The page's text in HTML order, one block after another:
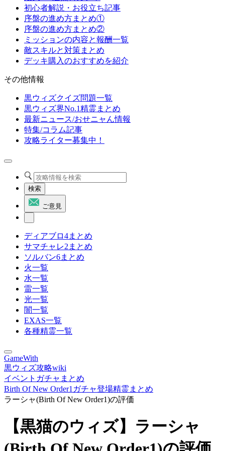
初心者解説・お役立ち記事
序盤の進め方まとめ①
序盤の進め方まとめ②
ミッションの内容と報酬一覧
敵スキルと対策まとめ
デッキ購入のおすすめを紹介
その他情報
黒ウィズクイズ問題一覧
黒ウィズ界No.1精霊まとめ
最新ニュース/おせニャん情報
特集/コラム記事
攻略ライター募集中！
検索
ご意見
ディアブロ4まとめ
サマチャレ2まとめ
ソルバン6まとめ
火一覧
水一覧
雷一覧
光一覧
闇一覧
EXAS一覧
各種精霊一覧
GameWith
黒ウィズ攻略wiki
イベントガチャまとめ
Birth Of New Order1ガチャ登場精霊まとめ
ラーシャ(Birth Of New Order1)の評価
【黒猫のウィズ】ラーシャ